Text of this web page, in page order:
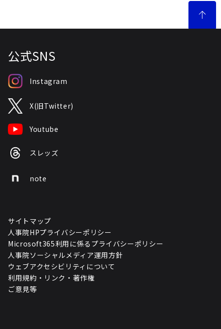
公式SNS
Instagram
X(旧Twitter)
Youtube
スレッズ
note
サイトマップ
人事院HPプライバシーポリシー
Microsoft365利用に係るプライバシーポリシー
人事院ソーシャルメディア運用方針
ウェブアクセシビリティについて
利用規約・リンク・著作権
ご意見等